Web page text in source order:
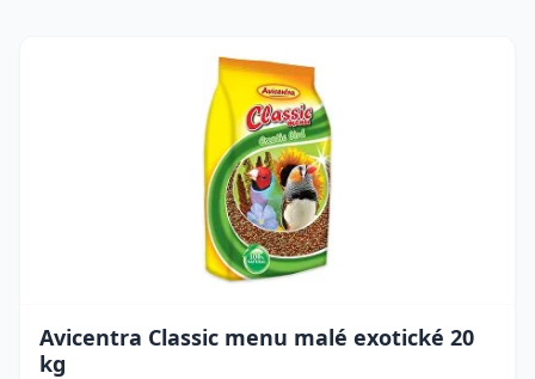
Avicentra Classic menu malé exotické 20
kg